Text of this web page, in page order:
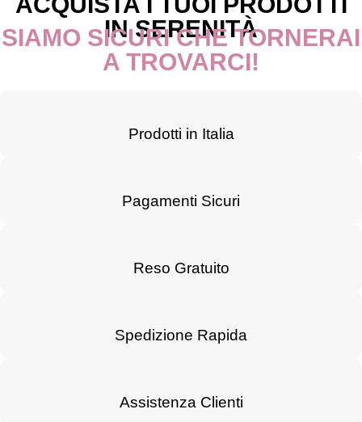
IN SERENITÀ
SIAMO SICURI CHE TORNERAI
A TROVARCI!
Prodotti in Italia
Pagamenti Sicuri
Reso Gratuito
Spedizione Rapida
Assistenza Clienti